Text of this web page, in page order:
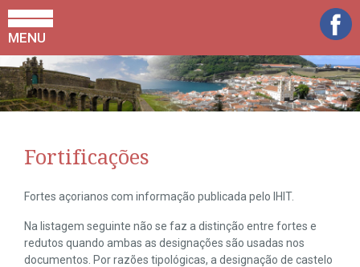
MENU
Fortificações
Fortes açorianos com informação publicada pelo IHIT.
Na listagem seguinte não se faz a distinção entre fortes e
redutos quando ambas as designações são usadas nos
documentos. Por razões tipológicas, a designação de castelo